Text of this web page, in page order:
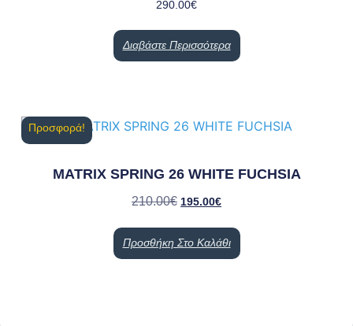
290.00€
Διαβάστε Περισσότερα
Προσφορά!
MATRIX SPRING 26 WHITE FUCHSIA
210.00€ 195.00€
Προσθήκη Στο Καλάθι